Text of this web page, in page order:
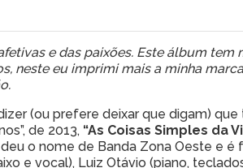
e das paixões. Este álbum
neste eu imprimi mais a minha
(ou prefere deixar que digam)
de 2013, “As Coisas Simples da
o nome de Banda Zona Oeste e é
e vocal), Luiz Otávio (piano,